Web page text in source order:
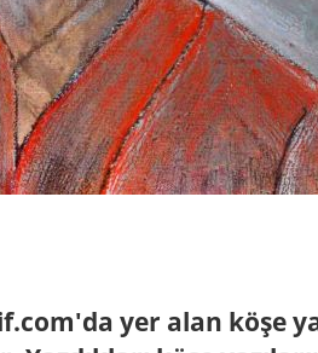
yer alan köşe